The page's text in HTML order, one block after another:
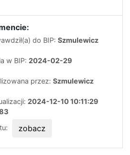
do BIP: Szmulewicz
w BIP: 2024-02-29
przez: Szmulewicz
2024-12-10 10:11:29
zobacz